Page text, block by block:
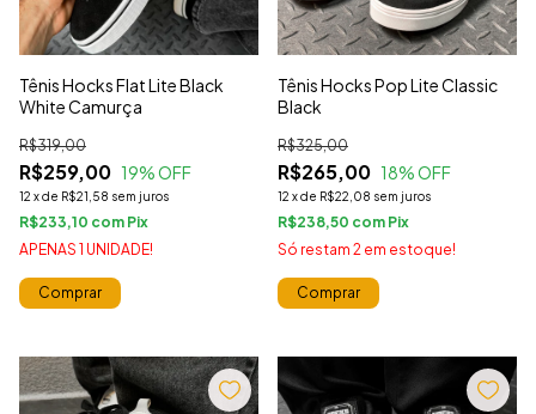
Tênis Hocks Flat Lite Black
White Camurça
R$259,00
R$319,00
19% OFF
12 xde R$21,58 sem juros
R$233,10 com
APENAS 1 UNIDADE!
Comprar
Tênis Hocks Pop Lite Classic
Black
R$265,00
R$325,00
18% OFF
12 xde R$22,08 sem juros
R$238,50 com
Só restam 2 em estoque!
Comprar